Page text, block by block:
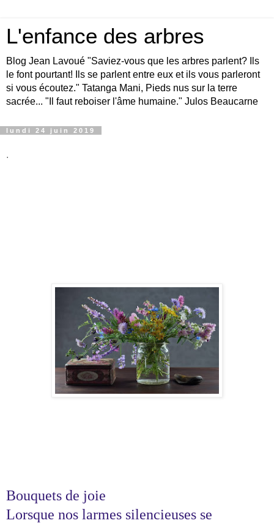
L'enfance des arbres
Blog Jean Lavoué "Saviez-vous que les arbres parlent? Ils
le font pourtant! Ils se parlent entre eux et ils vous parleront
si vous écoutez." Tatanga Mani, Pieds nus sur la terre
sacrée... "Il faut reboiser l'âme humaine." Julos Beaucarne
lundi 24 juin 2019
.
Bouquets de joie
Lorsque nos larmes silencieuses se